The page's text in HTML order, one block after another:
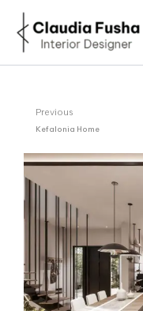
περιεχόμενο
Prev
Previous
Kefalonia Home